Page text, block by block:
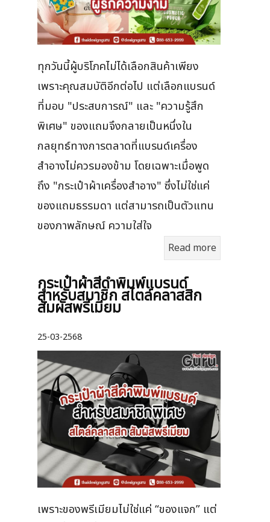
ทุกวันนี้ผู้บริโภคไม่ได้เลือกสินค้าเพียง
เพราะคุณสมบัติอีกต่อไป แต่เลือกแบรนด์
ที่มอบ "ประสบการณ์" และ "ความรู้สึก
พิเศษ" ของแถมจึงกลายเป็นหนึ่งใน
กลยุทธ์ทางการตลาดที่แบรนด์เครื่อง
สำอางไม่ควรมองข้าม โดยเฉพาะเมื่อพูด
ถึง "กระเป๋าผ้าเครื่องสำอาง" ซึ่งไม่ใช่แค่
ของแถมธรรมดา แต่สามารถเป็นตัวแทน
ของภาพลักษณ์ ความใส่ใจ
Read more
กระเป๋าผ้าสีดำพิมพ์แบรนด์
สำหรับสมาชิก สไตล์คลาสสิก
สัมผัสพรีเมียม
25-03-2568
เพราะของพรีเมียมไม่ใช่แค่ “ของแจก” แต่